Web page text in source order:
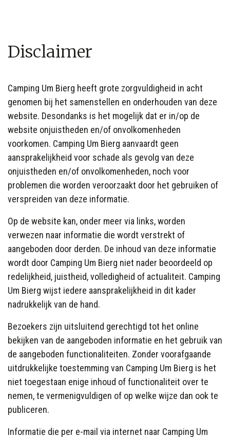
Disclaimer
Camping Um Bierg heeft grote zorgvuldigheid in acht
genomen bij het samenstellen en onderhouden van deze
website. Desondanks is het mogelijk dat er in/op de
website onjuistheden en/of onvolkomenheden
voorkomen. Camping Um Bierg aanvaardt geen
aansprakelijkheid voor schade als gevolg van deze
onjuistheden en/of onvolkomenheden, noch voor
problemen die worden veroorzaakt door het gebruiken of
verspreiden van deze informatie.
Op de website kan, onder meer via links, worden
verwezen naar informatie die wordt verstrekt of
aangeboden door derden. De inhoud van deze informatie
wordt door Camping Um Bierg niet nader beoordeeld op
redelijkheid, juistheid, volledigheid of actualiteit. Camping
Um Bierg wijst iedere aansprakelijkheid in dit kader
nadrukkelijk van de hand.
Bezoekers zijn uitsluitend gerechtigd tot het online
bekijken van de aangeboden informatie en het gebruik van
de aangeboden functionaliteiten. Zonder voorafgaande
uitdrukkelijke toestemming van Camping Um Bierg is het
niet toegestaan enige inhoud of functionaliteit over te
nemen, te vermenigvuldigen of op welke wijze dan ook te
publiceren.
Informatie die per e-mail via internet naar Camping Um